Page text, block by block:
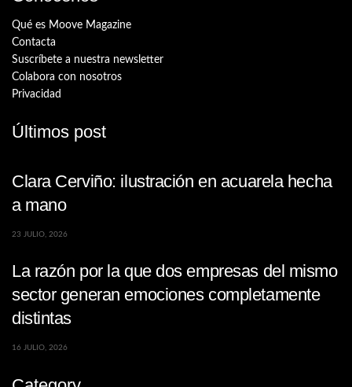
Qué es Moove Magazine
Contacta
Suscríbete a nuestra newsletter
Colabora con nosotros
Privacidad
Últimos post
Clara Cerviño: ilustración en acuarela hecha
a mano
23 JULIO, 2026
La razón por la que dos empresas del mismo
sector generan emociones completamente
distintas
16 JULIO, 2026